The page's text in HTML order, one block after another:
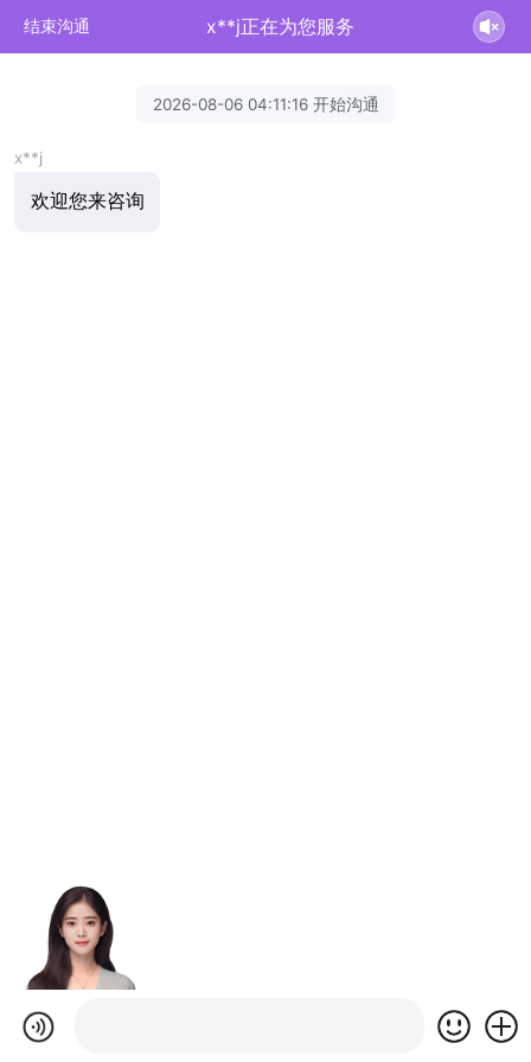
结束沟通 x**j正在为您服务
2026-08-06 04:11:16 开始沟通
x**j
欢迎您来咨询